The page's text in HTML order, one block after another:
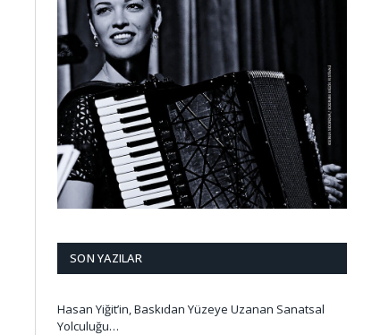
SON YAZILAR
Hasan Yiğit’in, Baskıdan Yüzeye Uzanan Sanatsal
Yolculuğu…